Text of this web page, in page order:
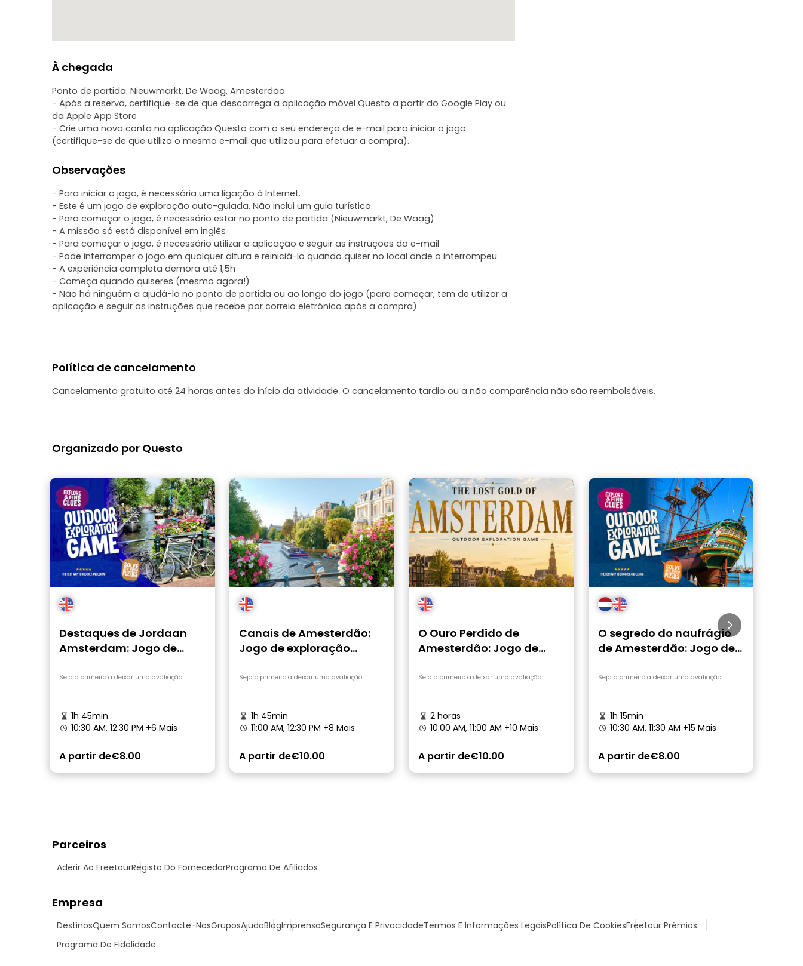
À chegada
Ponto de partida: Nieuwmarkt, De Waag, Amesterdão
- Após a reserva, certifique-se de que descarrega a aplicação móvel Questo a partir do Google Play ou
da Apple App Store
- Crie uma nova conta na aplicação Questo com o seu endereço de e-mail para iniciar o jogo
(certifique-se de que utiliza o mesmo e-mail que utilizou para efetuar a compra).
Observações
- Para iniciar o jogo, é necessária uma ligação à Internet.
- Este é um jogo de exploração auto-guiada. Não inclui um guia turístico.
- Para começar o jogo, é necessário estar no ponto de partida (Nieuwmarkt, De Waag)
- A missão só está disponível em inglês
- Para começar o jogo, é necessário utilizar a aplicação e seguir as instruções do e-mail
- Pode interromper o jogo em qualquer altura e reiniciá-lo quando quiser no local onde o interrompeu
- A experiência completa demora até 1,5h
- Começa quando quiseres (mesmo agora!)
- Não há ninguém a ajudá-lo no ponto de partida ou ao longo do jogo (para começar, tem de utilizar a
aplicação e seguir as instruções que recebe por correio eletrónico após a compra)
Política de cancelamento
Cancelamento gratuito até 24 horas antes do início da atividade. O cancelamento tardio ou a não comparência não são reembolsáveis.
Organizado por Questo
Destaques de Jordaan
Amsterdam: Jogo de
Seja o primeiro a deixar uma avaliação
1h 45min
10:30 AM, 12:30 PM +6 Mais
A partir de€8.00
Canais de Amesterdão:
Jogo de exploração
Seja o primeiro a deixar uma avaliação
1h 45min
11:00 AM, 12:30 PM +8 Mais
A partir de€10.00
O Ouro Perdido de
Amesterdão: Jogo de
Seja o primeiro a deixar uma avaliação
2 horas
10:00 AM, 11:00 AM +10 Mais
A partir de€10.00
O segredo do naufrágio
de Amesterdão: Jogo de
Seja o primeiro a deixar uma avaliação
1h 15min
10:30 AM, 11:30 AM +15 Mais
A partir de€8.00
Parceiros
Aderir Ao FreetourRegisto Do FornecedorPrograma De Afiliados
Empresa
DestinosQuem SomosContacte-NosGruposAjudaBlogImprensaSegurança E PrivacidadeTermos E Informações LegaisPolítica De CookiesFreetour Prémios
Programa De Fidelidade